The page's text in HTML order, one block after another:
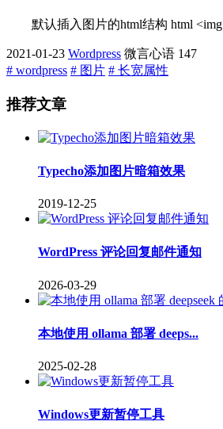
默认插入图片的html结构 html <img
2021-01-23 Wordpress 微言心语 147
# wordpress # 图片 # 长宽属性
推荐文章
Typecho添加图片暗箱效果
2019-12-25
WordPress 评论回复邮件通知
2026-03-29
本地使用 ollama 部署 deeps...
2025-02-28
Windows更新暂停工具